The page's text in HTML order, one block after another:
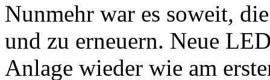
Nunmehr war es soweit,
und zu erneuern. Neue
Anlage wieder wie am